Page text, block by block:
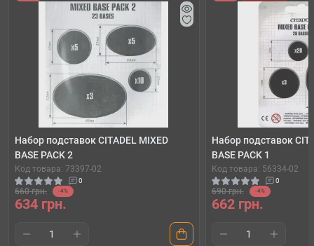
Набор подставок CITADEL MIXED
BASE PACK 2
Код товара: 73397-02
0
660 грн. -4%
634 грн.
Набор подставок
BASE PACK 1
Код товара: 56334-02
0
690 грн. -4%
662 грн.